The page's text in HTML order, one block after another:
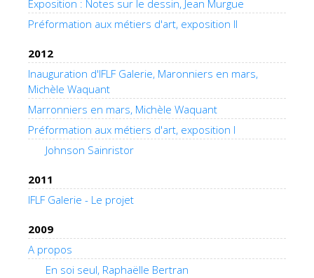
Exposition : Notes sur le dessin, Jean Murgue
Préformation aux métiers d'art, exposition II
2012
Inauguration d'IFLF Galerie, Maronniers en mars,
Michèle Waquant
Marronniers en mars, Michèle Waquant
Préformation aux métiers d'art, exposition I
Johnson Sainristor
2011
IFLF Galerie - Le projet
2009
A propos
En soi seul, Raphaëlle Bertran